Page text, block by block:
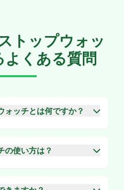
トップウォッ
よくある質問
ォッチとは何ですか？
ォッチは、ミリ秒（小数点
ールです。
の使い方は？
ックするだけでタイマーが